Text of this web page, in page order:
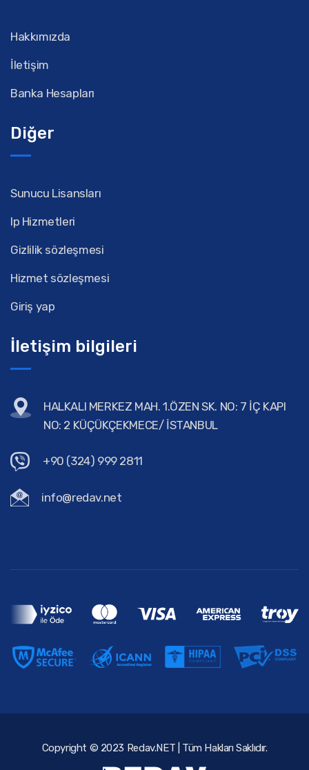
Hakkımızda
İletişim
Banka Hesapları
Diğer
Sunucu Lisansları
Ip Hizmetleri
Gizlilik sözleşmesi
Hizmet sözleşmesi
Giriş yap
İletişim bilgileri
HALKALI MERKEZ MAH. 1.ÖZEN SK. NO: 7 İÇ KAPI
NO: 2 KÜÇÜKÇEKMECE/ İSTANBUL
+90 (324) 999 2811
info@redav.net
Copyright © 2023 Redav.NET | Tüm Hakları Saklıdır.